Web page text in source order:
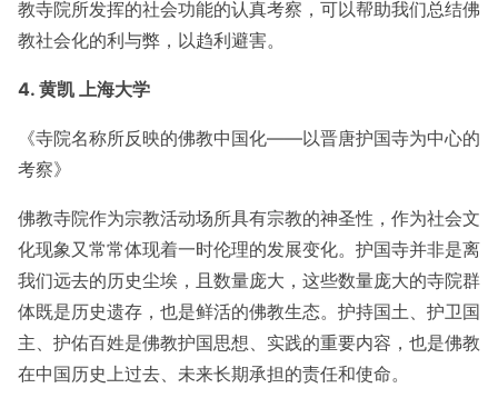
教寺院所发挥的社会功能的认真考察，可以帮助我们总结佛
教社会化的利与弊，以趋利避害。
4. 黄凯 上海大学
《寺院名称所反映的佛教中国化——以晋唐护国寺为中心的
考察》
佛教寺院作为宗教活动场所具有宗教的神圣性，作为社会文
化现象又常常体现着一时伦理的发展变化。护国寺并非是离
我们远去的历史尘埃，且数量庞大，这些数量庞大的寺院群
体既是历史遗存，也是鲜活的佛教生态。护持国土、护卫国
主、护佑百姓是佛教护国思想、实践的重要内容，也是佛教
在中国历史上过去、未来长期承担的责任和使命。